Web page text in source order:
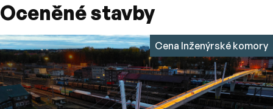
Oceněné stavby
Cena Inženýrské komory